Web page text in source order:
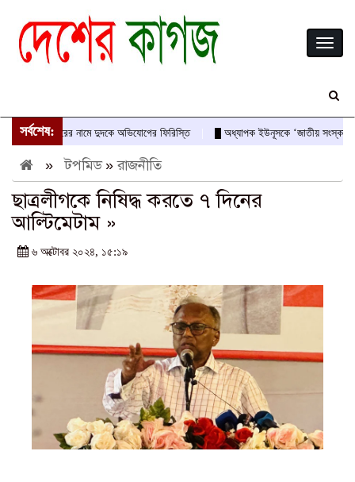
সর্বশেষ:
আবীরের নামে দুদকে অভিযোগের ফিরিস্তি অধ্যাপক ইউনূসকে ‘জাতীয় সংস্কারক’ ও
»টপমিড»রাজনীতি
ছাত্রলীগকে নিষিদ্ধ করতে ৭ দিনের
আল্টিমেটাম »
৬ অক্টোবর ২০২৪, ১৫:১৯